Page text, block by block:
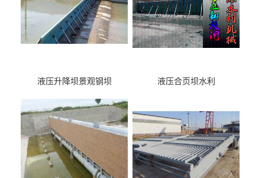
液压升降坝景观钢坝 液压合页坝水利